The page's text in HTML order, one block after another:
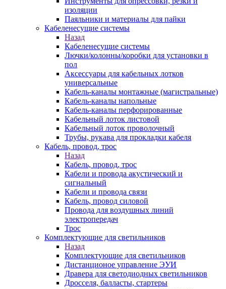
изоляции
Паяльники и материалы для пайки
Кабеленесущие системы
Назад
Кабеленесущие системы
Лючки/колонны/коробки для установки в
пол
Аксессуары для кабельных лотков
универсальные
Кабель-каналы монтажные (магистральные)
Кабель-каналы напольные
Кабель-каналы перфорированные
Кабельный лоток листовой
Кабельный лоток проволочный
Трубы, рукава для прокладки кабеля
Кабель, провод, трос
Назад
Кабель, провод, трос
Кабели и провода акустический и
сигнальный
Кабели и провода связи
Кабель, провод силовой
Провода для воздушных линий
электропередач
Трос
Комплектующие для светильников
Назад
Комплектующие для светильников
Дистанционое управление ЭУИ
Дравера для светодиодных светильников
Дросселя, балласты, стартеры